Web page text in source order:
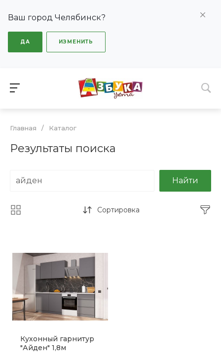
Ваш город Челябинск?
ДА ИЗМЕНИТЬ
Главная / Каталог
Результаты поиска
Найти
Сортировка
Кухонный гарнитур
"Айден" 1,8м